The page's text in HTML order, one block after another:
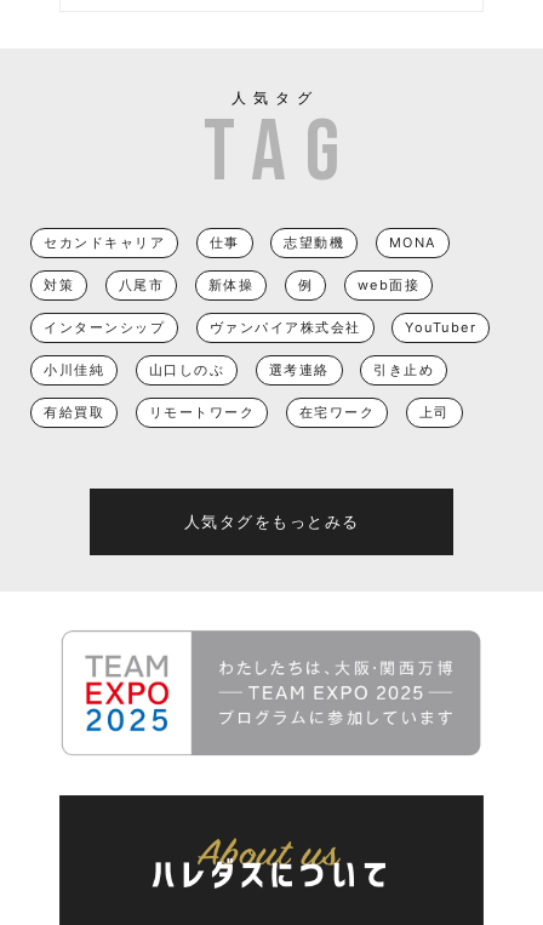
人気タグ
セカンドキャリア 仕事 志望動機 MONA
対策 八尾市 新体操 例 web面接
インターンシップ ヴァンパイア株式会社 YouTuber
小川佳純 山口しのぶ 選考連絡 引き止め
有給買取 リモートワーク 在宅ワーク 上司
人気タグをもっとみる